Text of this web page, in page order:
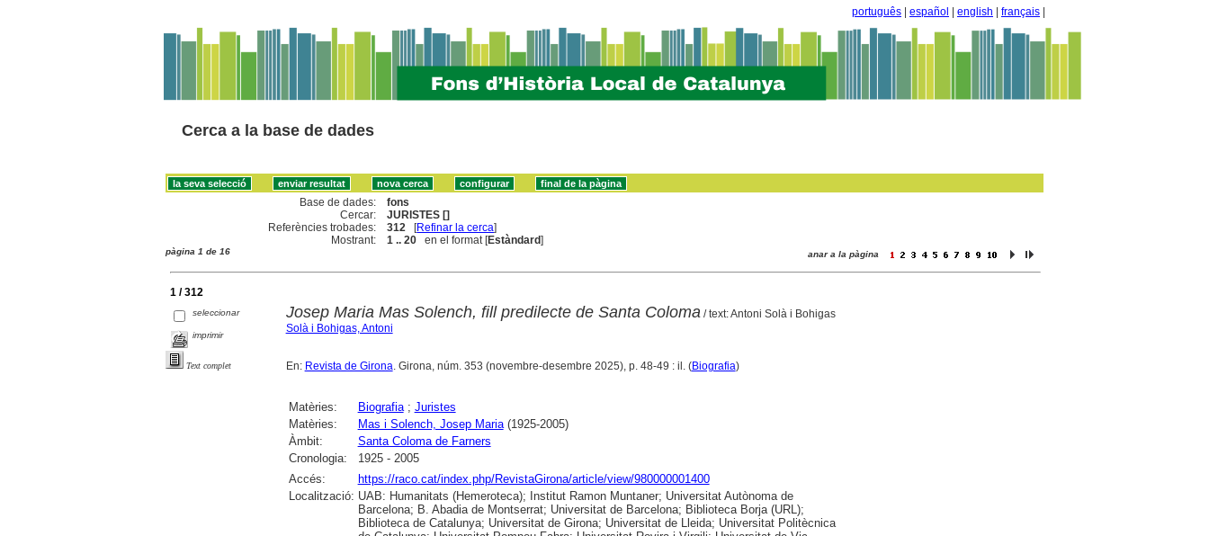
português español english français
Cerca a la base de dades
Base de dades:
fons
Cercar:
JURISTES []
Referències trobades:
312 [Refinar la cerca]
Mostrant:
1 .. 20 en el format [Estàndard]
pàgina 1 de 16 anar a la pàgina
1 / 312
seleccionar
imprimir
Text complet
Josep Maria Mas Solench, fill predilecte de Santa Coloma/ text: Antoni Solà i Bohigas
Solà i Bohigas, Antoni
En: Revista de Girona. Girona, núm. 353 (novembre-desembre 2025), p. 48-49 : il. (Biografia)
Matèries: Biografia; Juristes
Matèries:
Mas i Solench, Josep Maria(1925-2005)
Àmbit:
Santa Coloma de Farners
Cronologia:
1925 - 2005
Accés:
https://raco.cat/index.php/RevistaGirona/article/view/980000001400
Localització: UAB: Humanitats (Hemeroteca); Institut Ramon Muntaner; Universitat Autònoma de
Barcelona; B. Abadia de Montserrat; Universitat de Barcelona; Biblioteca Borja (URL);
Biblioteca de Catalunya; Universitat de Girona; Universitat de Lleida; Universitat Politècnica